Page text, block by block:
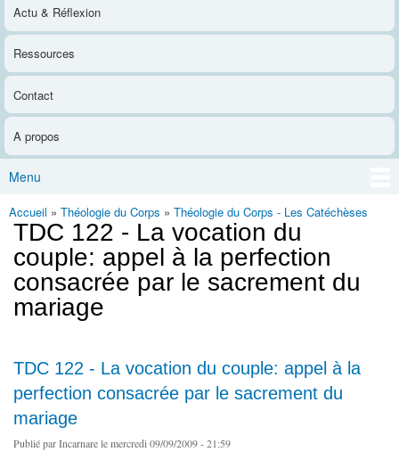
Actu & Réflexion
Ressources
Contact
A propos
Menu
Vous êtes ici
Accueil » Théologie du Corps » Théologie du Corps - Les Catéchèses
TDC 122 - La vocation du
couple: appel à la perfection
consacrée par le sacrement du
mariage
TDC 122 - La vocation du couple: appel à la
perfection consacrée par le sacrement du
mariage
Publié parIncarnarele mercredi 09/09/2009 - 21:59